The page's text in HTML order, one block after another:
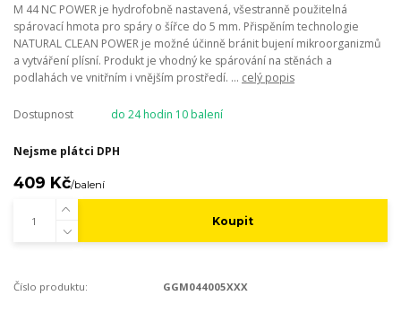
M 44 NC POWER je hydrofobně nastavená, všestranně použitelná
spárovací hmota pro spáry o šířce do 5 mm. Přispěním technologie
NATURAL CLEAN POWER je možné účinně bránit bujení mikroorganizmů
a vytváření plísní. Produkt je vhodný ke spárování na stěnách a
podlahách ve vnitřním i vnějším prostředí. ... celý popis
Dostupnost do 24 hodin 10 balení
Nejsme plátci DPH
409 Kč/balení
Koupit
Číslo produktu: GGM044005XXX